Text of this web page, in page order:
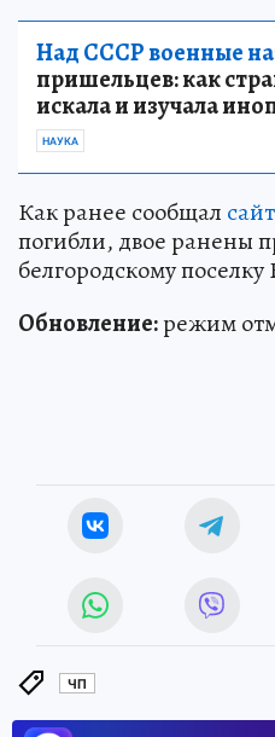
Над СССР военные
пришельцев: как
искала и изучала
НАУКА
Как ранее сообщал
погибли, двое ранены
белгородскому поселку
Обновление:режим
ЧП